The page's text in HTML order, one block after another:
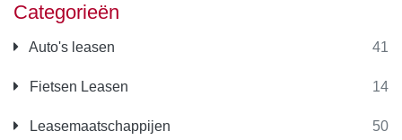
Categorieën
Auto's leasen 41
Fietsen Leasen 14
Leasemaatschappijen 50